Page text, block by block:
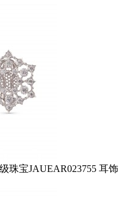
珠宝JAUEAR023755 耳饰